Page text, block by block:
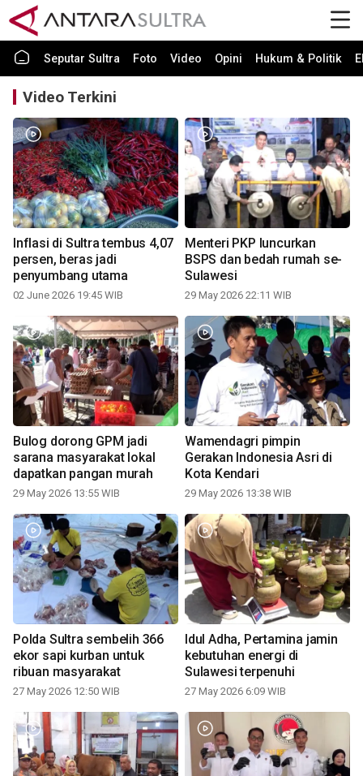
Seputar Sultra Foto Video Opini Hukum & Politik
Video Terkini
Inflasi di Sultra tembus 4,07
persen, beras jadi
penyumbang utama
02 June 2026 19:45 WIB
Menteri PKP luncurkan
BSPS dan bedah rumah se-
Sulawesi
29 May 2026 22:11 WIB
Bulog dorong GPM jadi
sarana masyarakat lokal
dapatkan pangan murah
29 May 2026 13:55 WIB
Wamendagri pimpin
Gerakan Indonesia Asri di
Kota Kendari
29 May 2026 13:38 WIB
Polda Sultra sembelih 366
ekor sapi kurban untuk
ribuan masyarakat
27 May 2026 12:50 WIB
Idul Adha, Pertamina jamin
kebutuhan energi di
Sulawesi terpenuhi
27 May 2026 6:09 WIB